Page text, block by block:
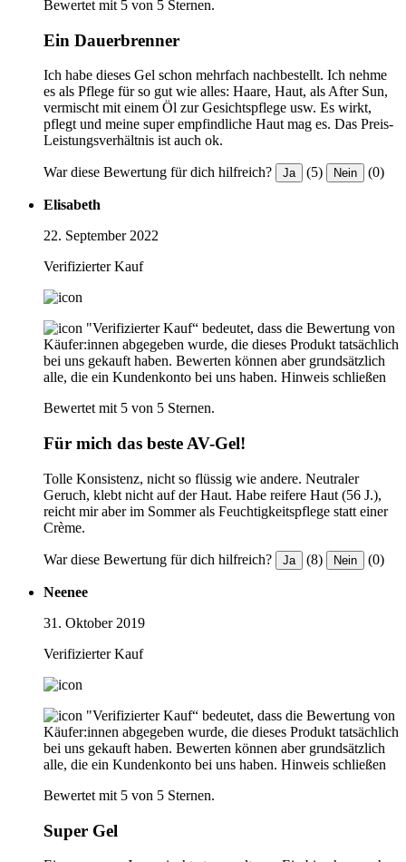
Bewertet mit 5 von 5 Sternen.
Ein Dauerbrenner
Ich habe dieses Gel schon mehrfach nachbestellt. Ich nehme
es als Pflege für so gut wie alles: Haare, Haut, als After Sun,
vermischt mit einem Öl zur Gesichtspflege usw. Es wirkt,
pflegt und meine super empfindliche Haut mag es. Das Preis-
Leistungsverhältnis ist auch ok.
War diese Bewertung für dich hilfreich? Ja (5) Nein (0)
Elisabeth
22. September 2022
Verifizierter Kauf
"Verifizierter Kauf“ bedeutet, dass die Bewertung von
Käufer:innen abgegeben wurde, die dieses Produkt tatsächlich
bei uns gekauft haben. Bewerten können aber grundsätzlich
alle, die ein Kundenkonto bei uns haben. Hinweis schließen
Bewertet mit 5 von 5 Sternen.
Für mich das beste AV-Gel!
Tolle Konsistenz, nicht so flüssig wie andere. Neutraler
Geruch, klebt nicht auf der Haut. Habe reifere Haut (56 J.),
reicht mir aber im Sommer als Feuchtigkeitspflege statt einer
Crème.
War diese Bewertung für dich hilfreich? Ja (8) Nein (0)
Neenee
31. Oktober 2019
Verifizierter Kauf
"Verifizierter Kauf“ bedeutet, dass die Bewertung von
Käufer:innen abgegeben wurde, die dieses Produkt tatsächlich
bei uns gekauft haben. Bewerten können aber grundsätzlich
alle, die ein Kundenkonto bei uns haben. Hinweis schließen
Bewertet mit 5 von 5 Sternen.
Super Gel